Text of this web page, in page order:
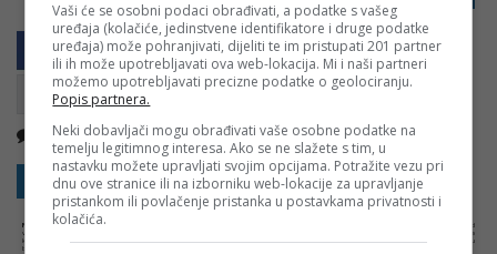
Kopirati
Nema komentara
Sakrij sve komentare Prikaži komentare
NAPOMENA:Komentari odražavaju stavove njihovih autora, a ne nužno i stavove internet portala Banjaluka.com. Molimo korisnike da se suzdrže od
vrijeđanja, psovanja i vulgarnog izražavanja. Portal Banjaluka.com zadržava pravo da obriše komentar bez najave i objašnjenja. Zbog velikog broja
komentara Banjaluka.com nije dužan obrisati sve komentare koji krše pravila. Kao čitalac takođe prihvatate mogućnost da među komentarima mogu
biti pronađeni sadržaji koji mogu biti u suprotnosti sa vašim vjerskim, moralnim i drugim načelima i uvjerenjima.
Vaši će se osobni podaci obrađivati, a podatke s vašeg
uređaja (kolačiće, jedinstvene identifikatore i druge podatke
uređaja) može pohranjivati, dijeliti te im pristupati 201 partner
ili ih može upotrebljavati ova web-lokacija. Mi i naši partneri
možemo upotrebljavati precizne podatke o geolociranju.
Popis partnera.
Neki dobavljači mogu obrađivati vaše osobne podatke na
temelju legitimnog interesa. Ako se ne slažete s tim, u
nastavku možete upravljati svojim opcijama. Potražite vezu pri
dnu ove stranice ili na izborniku web-lokacije za upravljanje
pristankom ili povlačenje pristanka u postavkama privatnosti i
kolačića.